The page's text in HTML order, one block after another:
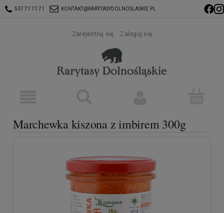
537 71 71 71 KONTAKT@RARYTASYDOLNOSLASKIE.PL
Zarejestruj się Zaloguj się
Marchewka kiszona z imbirem 300g